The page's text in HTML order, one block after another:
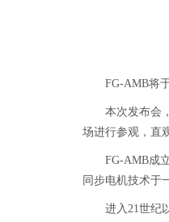
FG-AMB将于
本次发布会，
场进行参观，直
FG-AMB成立
同步电机技术于
进入21世纪以